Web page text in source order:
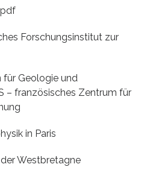
Forschungsinstitut zur
für Geologie und
– französisches Zentrum für
in Paris
Westbretagne